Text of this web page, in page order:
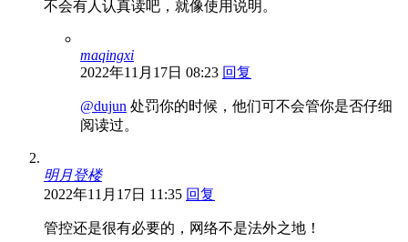
不会有人认真读吧，就像使用说明。
maqingxi
2022年11月17日 08:23 回复
@dujun 处罚你的时候，他们可不会管你是否仔细
阅读过。
明月登楼
2022年11月17日 11:35 回复
管控还是很有必要的，网络不是法外之地！